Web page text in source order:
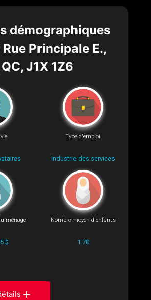
démographiques
Rue Principale E.,
J1X 1Z6
Type d'emploi
Industrie des services
ménage
$
Nombre moyen d'enfants
1.70